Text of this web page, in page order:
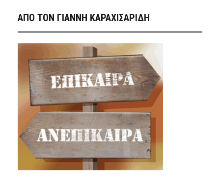
ΑΠΟ ΤΟΝ ΓΙΑΝΝΗ ΚΑΡΑΧΙΣΑΡΙΔΗ